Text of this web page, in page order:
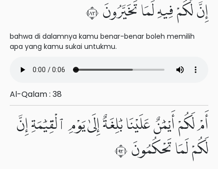
إِنَّ لَكُمْ فِيهِ لَمَا تَخَيَّرُونَ ٣٨
bahwa di dalamnya kamu benar-benar boleh memilih
apa yang kamu sukai untukmu.
Al-Qalam : 38
أَمْ لَكُمْ أَيْمَٰنٌ عَلَيْنَا بَٰلِغَةٌ إِلَىٰ يَوْمِ ٱلْقِيَٰمَةِ إِنَّ
لَكُمْ لَمَا تَحْكُمُونَ ٣٩